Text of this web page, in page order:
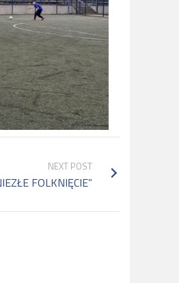
NEXT POST
FOLKNIĘCIE”